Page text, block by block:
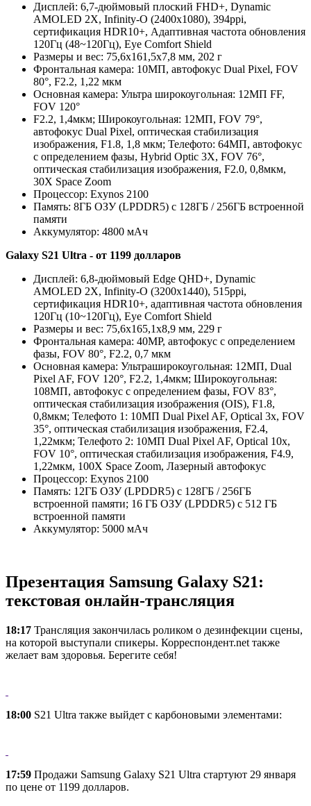
Дисплей: 6,7-дюймовый плоский FHD+, Dynamic
AMOLED 2X, Infinity-O (2400x1080), 394ppi,
сертификация HDR10+, Адаптивная частота обновления
120Гц (48~120Гц), Eye Comfort Shield
Размеры и вес: 75,6x161,5x7,8 мм, 202 г
Фронтальная камера: 10МП, автофокус Dual Pixel, FOV
80°, F2.2, 1,22 мкм
Основная камера: Ультра широкоугольная: 12МП FF,
FOV 120°
F2.2, 1,4мкм; Широкоугольная: 12МП, FOV 79°,
автофокус Dual Pixel, оптическая стабилизация
изображения, F1.8, 1,8 мкм; Телефото: 64МП, автофокус
с определением фазы, Hybrid Optic 3X, FOV 76°,
оптическая стабилизация изображения, F2.0, 0,8мкм,
30X Space Zoom
Процессор: Exynos 2100
Память: 8ГБ ОЗУ (LPDDR5) с 128ГБ / 256ГБ встроенной
памяти
Аккумулятор: 4800 мАч
Galaxy S21 Ultra - от 1199 долларов
Дисплей: 6,8-дюймовый Edge QHD+, Dynamic
AMOLED 2X, Infinity-O (3200x1440), 515ppi,
сертификация HDR10+, адаптивная частота обновления
120Гц (10~120Гц), Eye Comfort Shield
Размеры и вес: 75,6x165,1x8,9 мм, 229 г
Фронтальная камера: 40MP, автофокус с определением
фазы, FOV 80°, F2.2, 0,7 мкм
Основная камера: Ультраширокоугольная: 12МП, Dual
Pixel AF, FOV 120°, F2.2, 1,4мкм; Широкоугольная:
108МП, автофокус с определением фазы, FOV 83°,
оптическая стабилизация изображения (OIS), F1.8,
0,8мкм; Телефото 1: 10МП Dual Pixel AF, Optical 3x, FOV
35°, оптическая стабилизация изображения, F2.4,
1,22мкм; Телефото 2: 10МП Dual Pixel AF, Optical 10x,
FOV 10°, оптическая стабилизация изображения, F4.9,
1,22мкм, 100X Space Zoom, Лазерный автофокус
Процессор: Exynos 2100
Память: 12ГБ ОЗУ (LPDDR5) с 128ГБ / 256ГБ
встроенной памяти; 16 ГБ ОЗУ (LPDDR5) с 512 ГБ
встроенной памяти
Аккумулятор: 5000 мАч
Презентация Samsung Galaxy S21:
текстовая онлайн-трансляция
18:17 Трансляция закончилась роликом о дезинфекции сцены,
на которой выступали спикеры. Корреспондент.net также
желает вам здоровья. Берегите себя!
18:00 S21 Ultra также выйдет с карбоновыми элементами:
17:59 Продажи Samsung Galaxy S21 Ultra стартуют 29 января
по цене от 1199 долларов.